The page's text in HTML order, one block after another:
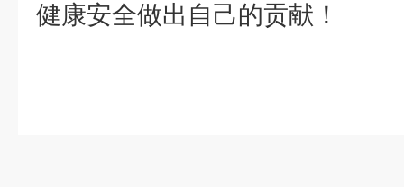
健康安全做出自己的贡献！